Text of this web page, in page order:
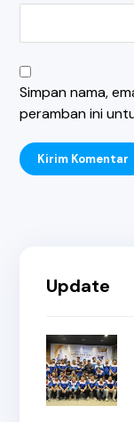
Simpan nama,
peramban ini
Kirim Komentar
Update